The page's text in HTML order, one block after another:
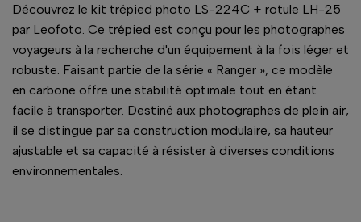
Découvrez le kit trépied photo LS-224C + rotule LH-25
par Leofoto. Ce trépied est conçu pour les photographes
voyageurs à la recherche d'un équipement à la fois léger et
robuste. Faisant partie de la série « Ranger », ce modèle
en carbone offre une stabilité optimale tout en étant
facile à transporter. Destiné aux photographes de plein air,
il se distingue par sa construction modulaire, sa hauteur
ajustable et sa capacité à résister à diverses conditions
environnementales.